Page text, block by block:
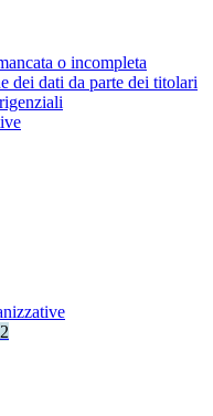
o incompleta
dei dati da parte dei titolari
2